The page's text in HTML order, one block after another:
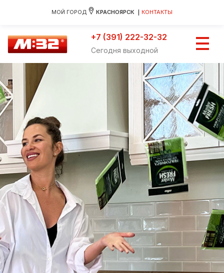
МОЙ ГОРОД КРАСНОЯРСК КОНТАКТЫ
+7 (391) 222-32-32
Сегодня выходной